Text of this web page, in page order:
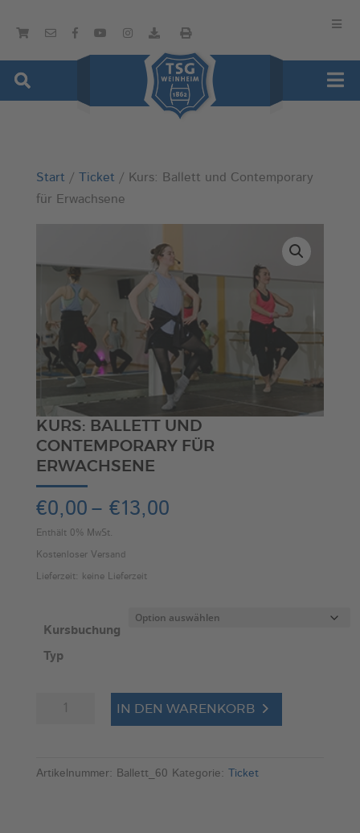
Start / Ticket / Kurs: Ballett und Contemporary
für Erwachsene
KURS: BALLETT UND
CONTEMPORARY FÜR
ERWACHSENE
€0,00 – €13,00Preisspanne:
Enthält 0% MwSt.
Kostenloser Versand
Lieferzeit: keine Lieferzeit
Kursbuchung
Typ
Contemporary
IN DEN WARENKORB
l
Artikelnummer: Ballett_60 Kategorie: Ticket